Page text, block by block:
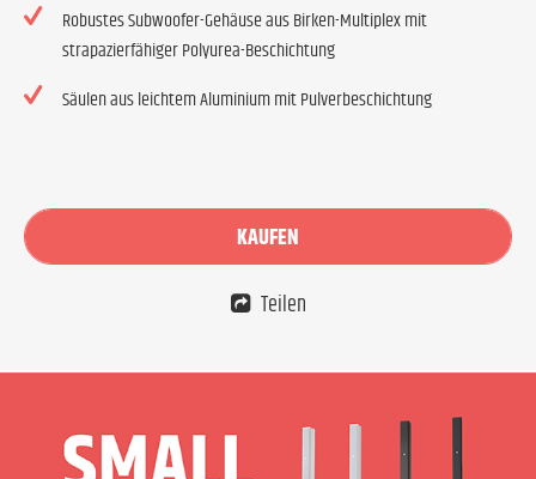
Robustes Subwoofer-Gehäuse aus Birken-Multiplex mit
strapazierfähiger Polyurea-Beschichtung
Säulen aus leichtem Aluminium mit Pulverbeschichtung
KAUFEN
Teilen